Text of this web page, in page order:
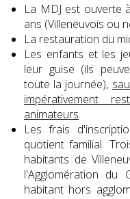
La MDJ est ouverte
ans (Villeneuvois ou
La restauration du
Les enfants et les
leur guise (ils
toute la journée),
impérativement
animateurs.
Les frais
quotient familial.
habitants de
l'Agglomération du
habitant hors